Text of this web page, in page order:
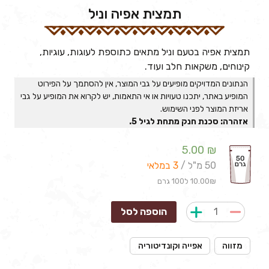
תמצית אפיה וניל
תמצית אפיה בטעם וניל מתאים כתוספת לעוגות, עוגיות,
קינוחים, משקאות חלב ועוד.
הנתונים המדויקים מופיעים על גבי המוצר, אין להסתמך על הפירוט
המופיע באתר, יתכנו טעויות או אי התאמות, יש לקרוא את המופיע על גבי
אריזת המוצר לפני השימוש.
אזהרה: סכנת חנק מתחת לגיל 5.
5.00 ₪
50 מ"ל / 3 במלאי
10.00₪ ל100 גרם
הוספה לסל
מזווה אפייה וקונדיטוריה